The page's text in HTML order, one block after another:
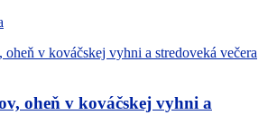
oheň v kováčskej vyhni a